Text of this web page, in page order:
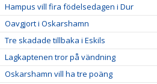
Hampus vill fira födelsedagen i Dur
Oavgjort i Oskarshamn
Tre skadade tillbaka i Eskils
Lagkaptenen tror på vändning
Oskarshamn vill ha tre poäng